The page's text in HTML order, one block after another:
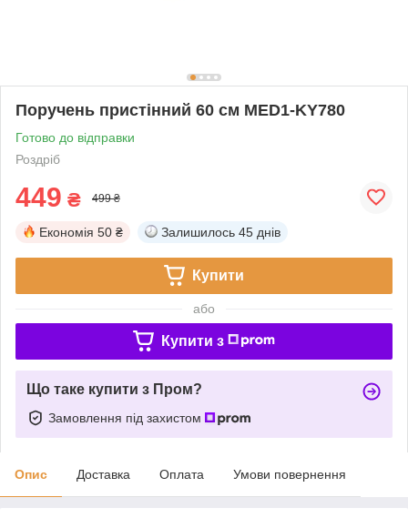
Поручень пристінний 60 см MED1-KY780
Готово до відправки
Роздріб
449 ₴ 499 ₴
Економія 50 ₴ Залишилось 45 днів
Купити
або
Купити з
Що таке купити з Пром?
Замовлення під захистом
Опис Доставка Оплата Умови повернення